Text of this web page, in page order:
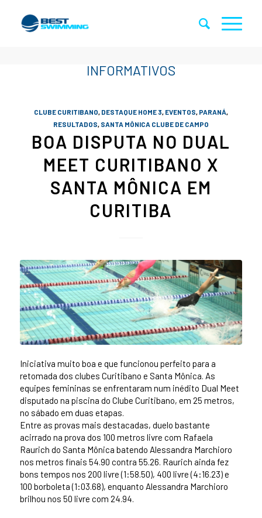
CLUBE CURITIBANO, DESTAQUE HOME 3, EVENTOS, PARANÁ,
RESULTADOS, SANTA MÔNICA CLUBE DE CAMPO
BOA DISPUTA NO DUAL
MEET CURITIBANO X
SANTA MÔNICA EM
CURITIBA
Iniciativa muito boa e que funcionou perfeito para a
retomada dos clubes Curitibano e Santa Mônica. As
equipes femininas se enfrentaram num inédito Dual Meet
disputado na piscina do Clube Curitibano, em 25 metros,
no sábado em duas etapas.
Entre as provas mais destacadas, duelo bastante
acirrado na prova dos 100 metros livre com Rafaela
Raurich do Santa Mônica batendo Alessandra Marchioro
nos metros finais 54.90 contra 55.26. Raurich ainda fez
bons tempos nos 200 livre (1:58.50), 400 livre (4:16.23) e
100 borboleta (1:03.68), enquanto Alessandra Marchioro
brilhou nos 50 livre com 24.94.